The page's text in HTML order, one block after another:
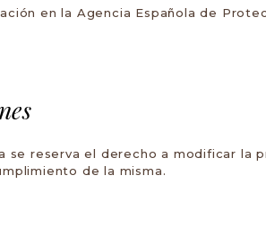
en la Agencia Española de
se reserva el derecho a modificar la
de la misma.